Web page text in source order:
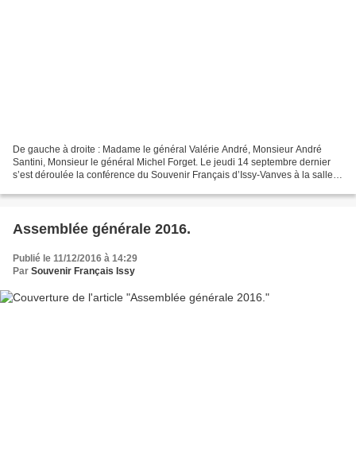
De gauche à droite : Madame le général Valérie André, Monsieur André
Santini, Monsieur le général Michel Forget. Le jeudi 14 septembre dernier
s’est déroulée la conférence du Souvenir Français d’Issy-Vanves à la salle
Assemblée générale 2016.
Publié le 11/12/2016 à 14:29
Par Souvenir Français Issy